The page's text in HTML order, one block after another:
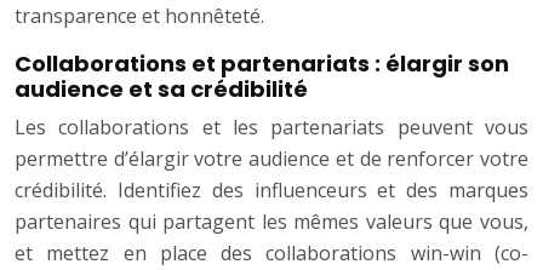
transparence et honnêteté.
Collaborations et partenariats : élargir son
audience et sa crédibilité
Les collaborations et les partenariats peuvent vous
permettre d’élargir votre audience et de renforcer votre
crédibilité. Identifiez des influenceurs et des marques
partenaires qui partagent les mêmes valeurs que vous,
et mettez en place des collaborations win-win (co-